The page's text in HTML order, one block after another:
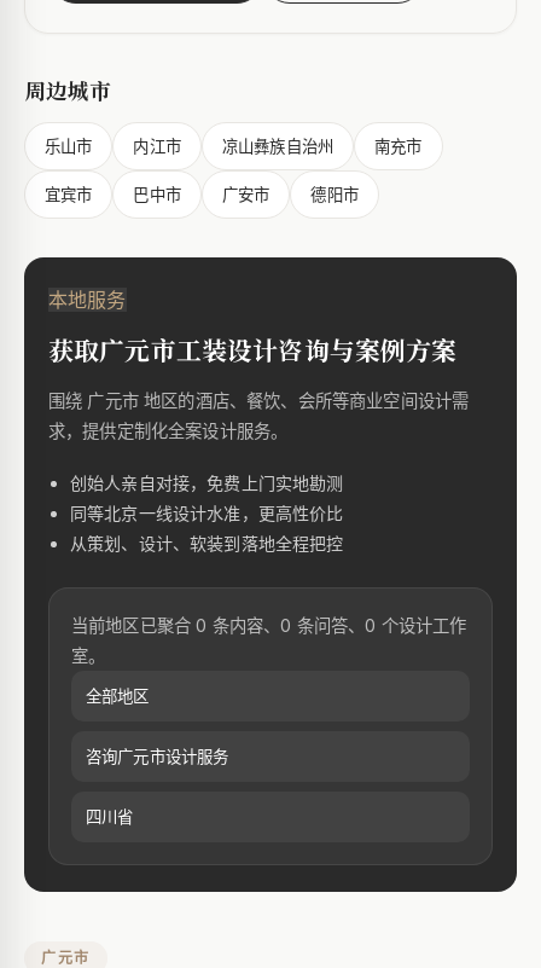
周边城市
乐山市 内江市 凉山彝族自治州 南充市
宜宾市 巴中市 广安市 德阳市
本地服务
获取广元市工装设计咨询与案例方案
围绕 广元市 地区的酒店、餐饮、会所等商业空间设计需
求，提供定制化全案设计服务。
创始人亲自对接，免费上门实地勘测
同等北京一线设计水准，更高性价比
从策划、设计、软装到落地全程把控
当前地区已聚合 0 条内容、0 条问答、0 个设计工作
室。
全部地区
咨询广元市设计服务
四川省
广元市